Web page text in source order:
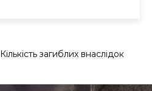
Кількість загиблих внаслідок